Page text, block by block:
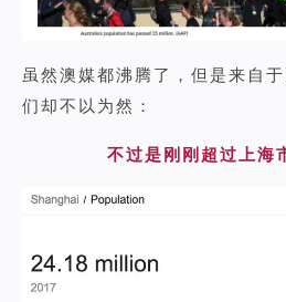
虽然澳媒都沸腾了，但是来自于
们却不以为然：
不过是刚刚超过上海